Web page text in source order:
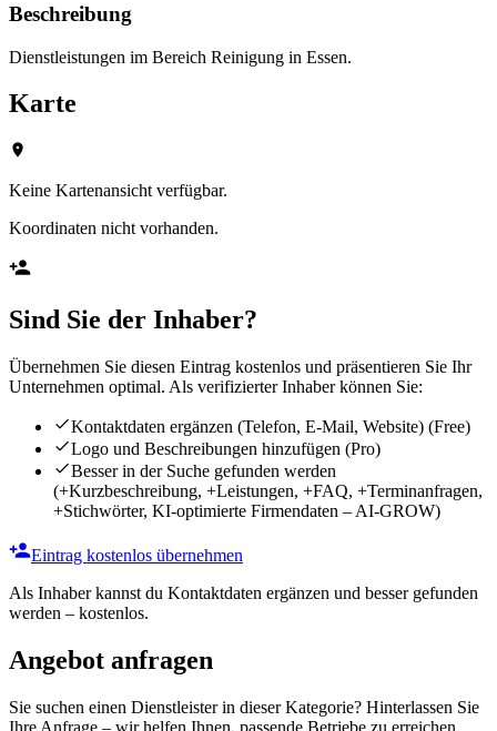
Beschreibung
Dienstleistungen im Bereich Reinigung in Essen.
Karte
Keine Kartenansicht verfügbar.
Koordinaten nicht vorhanden.
Sind Sie der Inhaber?
Übernehmen Sie diesen Eintrag kostenlos und präsentieren Sie Ihr
Unternehmen optimal. Als verifizierter Inhaber können Sie:
Kontaktdaten ergänzen (Telefon, E-Mail, Website) (Free)
Logo und Beschreibungen hinzufügen (Pro)
Besser in der Suche gefunden werden
(+Kurzbeschreibung, +Leistungen, +FAQ, +Terminanfragen,
+Stichwörter, KI-optimierte Firmendaten – AI-GROW)
Eintrag kostenlos übernehmen
Als Inhaber kannst du Kontaktdaten ergänzen und besser gefunden
werden – kostenlos.
Angebot anfragen
Sie suchen einen Dienstleister in dieser Kategorie? Hinterlassen Sie
Ihre Anfrage – wir helfen Ihnen, passende Betriebe zu erreichen.